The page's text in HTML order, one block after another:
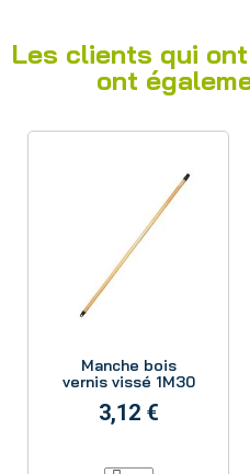
Les clients qui
ont
Manche bois
vernis vissé 1M30
3,12 €